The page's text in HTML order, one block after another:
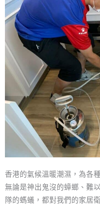
香港的氣候溫暖潮濕，為各
無論是神出鬼沒的蟑螂、難
隊的螞蟻，都對我們的家居